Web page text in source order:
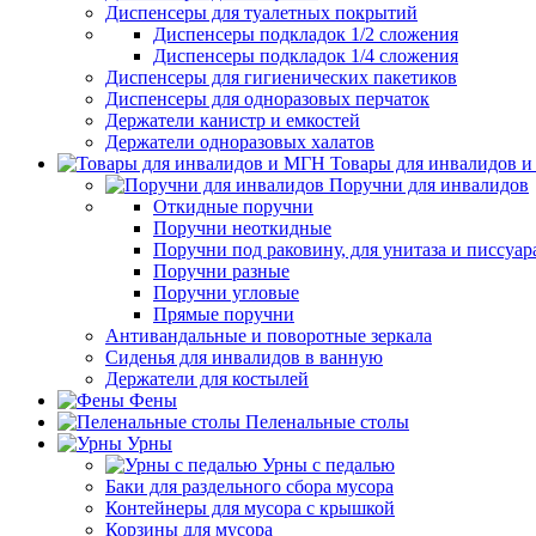
Диспенсеры для туалетных покрытий
Диспенсеры подкладок 1/2 сложения
Диспенсеры подкладок 1/4 сложения
Диспенсеры для гигиенических пакетиков
Диспенсеры для одноразовых перчаток
Держатели канистр и емкостей
Держатели одноразовых халатов
Товары для инвалидов
Поручни для инвалидов
Откидные поручни
Поручни неоткидные
Поручни под раковину, для унитаза и
Поручни разные
Поручни угловые
Прямые поручни
Антивандальные и поворотные зеркала
Сиденья для инвалидов в ванную
Держатели для костылей
Фены
Пеленальные столы
Урны
Урны с педалью
Баки для раздельного сбора мусора
Контейнеры для мусора с крышкой
Корзины для мусора